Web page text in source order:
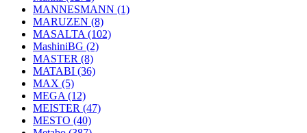
MANNESMANN (1)
MARUZEN (8)
MASALTA (102)
MashiniBG (2)
MASTER (8)
MATABI (36)
MAX (5)
MEGA (12)
MEISTER (47)
MESTO (40)